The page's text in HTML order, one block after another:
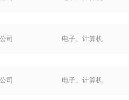
司 电子、计算机
司 电子、计算机